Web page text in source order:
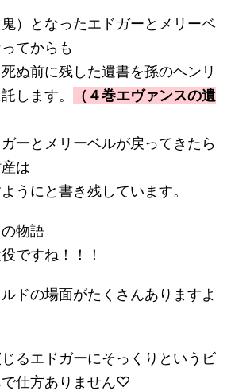
）となったエドガーとメリーベ
てからも
ぬ前に残した遺書を孫のヘンリ
します。
（４巻エヴァンスの遺
ーとメリーベルが戻ってきたら
は
うにと書き残しています。
物語
ですね！！！
ドの場面がたくさんありますよ
るエドガーにそっくりというビ
仕方ありません♡